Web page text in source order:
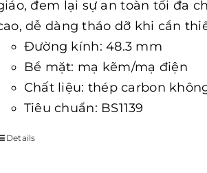
đem lại sự an toàn tối đa
dễ dàng tháo dỡ khi cần
Đường kính: 48.3 mm
Bề mặt: mạ kẽm/mạ điện
Chất liệu: thép carbon
Tiêu chuẩn: BS1139
Details